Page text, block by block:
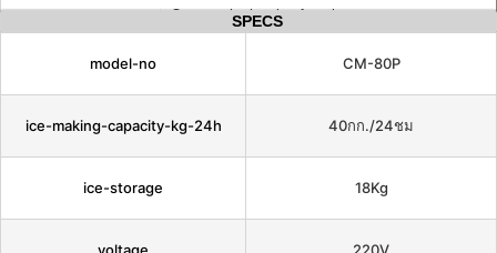
One-touch cleaning function
SPECS
model-no CM-80P
ice-making-capacity-kg-24h 40กก./24ชม
ice-storage 18Kg